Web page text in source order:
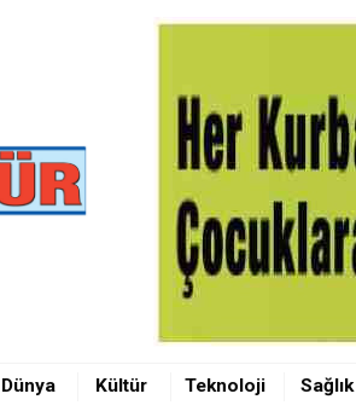
Dünya Kültür Teknoloji Sağlık
Kaymakam'a ziyaret
Maltepe Kaymakamı Akçay'a ziyaret
İlçe Başkanı Olcay Yılmaz oldu